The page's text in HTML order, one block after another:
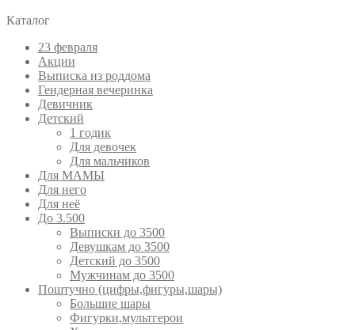
Каталог
23 февраля
Акции
Выписка из роддома
Гендерная вечеринка
Девичник
Детский
1 годик
Для девочек
Для мальчиков
Для МАМЫ
Для него
Для неё
До 3.500
Выписки до 3500
Девушкам до 3500
Детский до 3500
Мужчинам до 3500
Поштучно (цифры,фигуры,шары)
Большие шары
Фигурки,мультгерои